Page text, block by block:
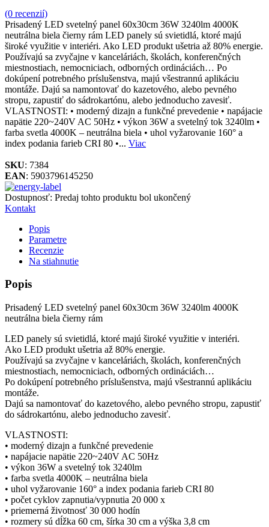
(0 recenzií)
Prisadený LED svetelný panel 60x30cm 36W 3240lm 4000K
neutrálna biela čierny rám LED panely sú svietidlá, ktoré majú
široké využitie v interiéri. Ako LED produkt ušetria až 80% energie.
Používajú sa zvyčajne v kanceláriách, školách, konferenčných
miestnostiach, nemocniciach, odborných ordináciách… Po
dokúpení potrebného príslušenstva, majú všestrannú aplikáciu
montáže. Dajú sa namontovať do kazetového, alebo pevného
stropu, zapustiť do sádrokartónu, alebo jednoducho zavesiť.
VLASTNOSTI: • moderný dizajn a funkčné prevedenie • napájacie
napätie 220~240V AC 50Hz • výkon 36W a svetelný tok 3240lm •
farba svetla 4000K – neutrálna biela • uhol vyžarovanie 160° a
index podania farieb CRI 80 •... Viac
SKU: 7384
EAN: 5903796145250
Dostupnosť: Predaj tohto produktu bol ukončený
Kontakt
Popis
Parametre
Recenzie
Na stiahnutie
Popis
Prisadený LED svetelný panel 60x30cm 36W 3240lm 4000K
neutrálna biela čierny rám
LED panely sú svietidlá, ktoré majú široké využitie v interiéri.
Ako LED produkt ušetria až 80% energie.
Používajú sa zvyčajne v kanceláriách, školách, konferenčných
miestnostiach, nemocniciach, odborných ordináciách…
Po dokúpení potrebného príslušenstva, majú všestrannú aplikáciu
montáže.
Dajú sa namontovať do kazetového, alebo pevného stropu, zapustiť
do sádrokartónu, alebo jednoducho zavesiť.
VLASTNOSTI:
• moderný dizajn a funkčné prevedenie
• napájacie napätie 220~240V AC 50Hz
• výkon 36W a svetelný tok 3240lm
• farba svetla 4000K – neutrálna biela
• uhol vyžarovanie 160° a index podania farieb CRI 80
• počet cyklov zapnutia/vypnutia 20 000 x
• priemerná životnosť 30 000 hodín
• rozmery sú dĺžka 60 cm, šírka 30 cm a výška 3,8 cm